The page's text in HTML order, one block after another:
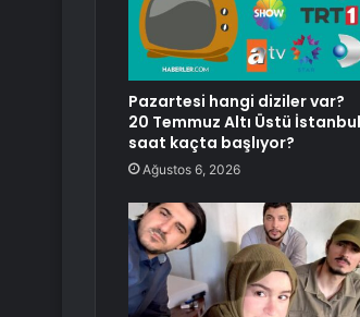
Pazartesi hangi diziler var?
20 Temmuz Altı Üstü İstanbul
saat kaçta başlıyor?
Ağustos 6, 2026